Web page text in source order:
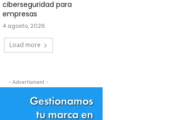
ciberseguridad para
empresas
4 agosto, 2026
Load more
- Advertisment -